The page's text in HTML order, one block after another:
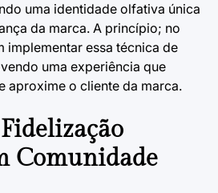
uma identidade olfativa única
da marca. A princípio; no
implementar essa técnica de
uma experiência que
aproxime o cliente da marca.
Comunidade